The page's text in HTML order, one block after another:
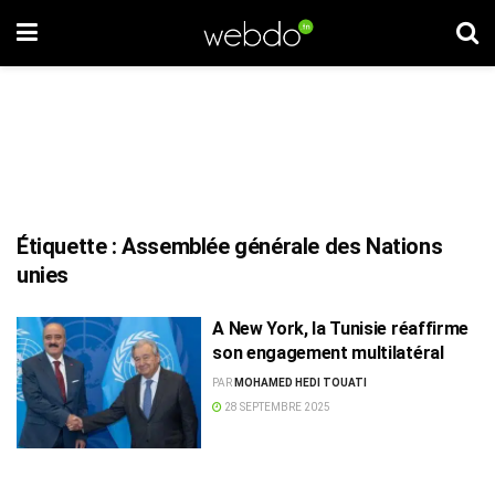
Étiquette :Assemblée générale des Nations
unies
A New York, la Tunisie réaffirme
son engagement multilatéral
PAR MOHAMED HEDI TOUATI
28 SEPTEMBRE 2025